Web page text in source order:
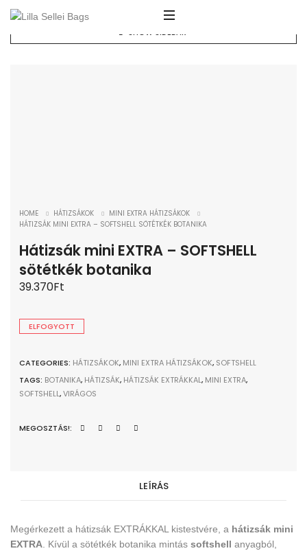
SHOW SIDEBAR
HOME HÁTIZSÁKOK
MINI EXTRA HÁTIZSÁKOK
HÁTIZSÁK MINI EXTRA – SOFTSHELL SÖTÉTKÉK BOTANIKA
Hátizsák mini EXTRA – SOFTSHELL
sötétkék botanika
39.370Ft
ELFOGYOTT
CATEGORIES: HÁTIZSÁKOK, MINI EXTRA HÁTIZSÁKOK, SOFTSHELL
TAGS: BOTANIKA, HÁTIZSÁK, HÁTIZSÁK EXTRÁKKAL, MINI EXTRA,
SOFTSHELL,VIRÁGOS
MEGOSZTÁS!:
LEÍRÁS
Megérkezett a hátizsák EXTRÁKKAL kistestvére, a hátizsák mini
EXTRA . Kívül a sötétkék botanika mintás softshell anyagból